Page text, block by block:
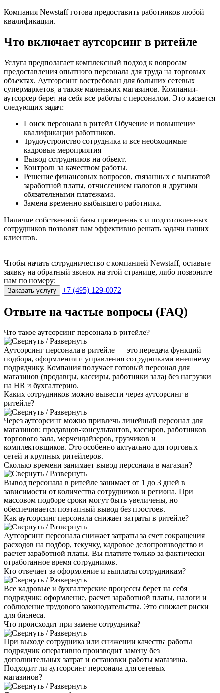
Компания Newstaff готова предоставить работников любой
квалификации.
Что включает аутсорсинг в ритейле
Услуга предполагает комплексный подход к вопросам
предоставления опытного персонала для труда на торговых
объектах. Аутсорсинг востребован для больших сетевых
супермаркетов, а также маленьких магазинов. Компания-
аутсорсер берет на себя все работы с персоналом. Это касается
следующих задач:
Поиск персонала в ритейл Обучение и повышение
квалификации работников.
Трудоустройство сотрудника и все необходимые
кадровые мероприятия
Вывод сотрудников на объект.
Контроль за качеством работы.
Решение финансовых вопросов, связанных с выплатой
заработной платы, отчислением налогов и другими
обязательными платежами.
Замена временно выбывшего работника.
Наличие собственной базы проверенных и подготовленных
сотрудников позволят нам эффективно решать задачи наших
клиентов.
Чтобы начать сотрудничество с компанией Newstaff, оставьте
заявку на обратный звонок на этой странице, либо позвоните
нам по номеру:
Заказать услугу +7 (495) 129-0072
Отвыте на частые вопросы (FAQ)
Что такое аутсорсинг персонала в ритейле?
Аутсорсинг персонала в ритейле — это передача функций
подбора, оформления и управления сотрудниками внешнему
подрядчику. Компания получает готовый персонал для
магазинов (продавцы, кассиры, работники зала) без нагрузки
на HR и бухгалтерию.
Каких сотрудников можно вывести через аутсорсинг в
ритейле?
Через аутсорсинг можно привлечь линейный персонал для
магазинов: продавцов-консультантов, кассиров, работников
торгового зала, мерчендайзеров, грузчиков и
комплектовщиков. Это особенно актуально для торговых
сетей и крупных ритейлеров.
Сколько времени занимает вывод персонала в магазин?
Вывод персонала в ритейле занимает от 1 до 3 дней в
зависимости от количества сотрудников и региона. При
массовом подборе сроки могут быть увеличены, но
обеспечивается поэтапный вывод без простоев.
Как аутсорсинг персонала снижает затраты в ритейле?
Аутсорсинг персонала снижает затраты за счет сокращения
расходов на подбор, текучку, кадровое делопроизводство и
расчет заработной платы. Вы платите только за фактически
отработанное время сотрудников.
Кто отвечает за оформление и выплаты сотрудникам?
Все кадровые и бухгалтерские процессы берет на себя
подрядчик: оформление, расчет заработной платы, налоги и
соблюдение трудового законодательства. Это снижает риски
для бизнеса.
Что происходит при замене сотрудника?
При выходе сотрудника или снижении качества работы
подрядчик оперативно производит замену без
дополнительных затрат и остановки работы магазина.
Подходит ли аутсорсинг персонала для сетевых
магазинов?